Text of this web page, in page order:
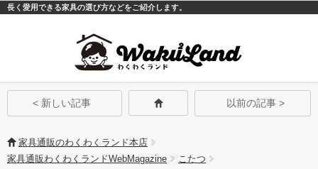
長く愛用できる家具の選び方などをご紹介します。
< 新しい記事 以前の記事 >
家具通販のわくわくランド本店
家具通販わくわくランドWebMagazine
こたつ
モバイルPC